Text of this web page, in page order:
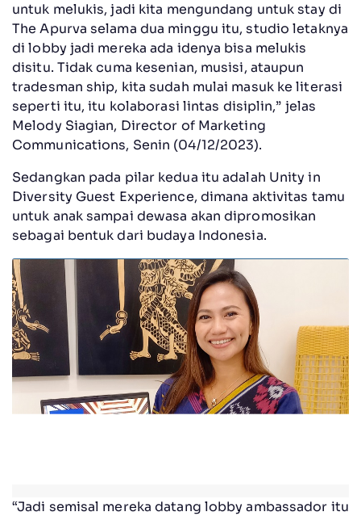
untuk melukis, jadi kita mengundang untuk stay di
The Apurva selama dua minggu itu, studio letaknya
di lobby jadi mereka ada idenya bisa melukis
disitu. Tidak cuma kesenian, musisi, ataupun
tradesman ship, kita sudah mulai masuk ke literasi
seperti itu, itu kolaborasi lintas disiplin,” jelas
Melody Siagian, Director of Marketing
Communications, Senin (04/12/2023).
Sedangkan pada pilar kedua itu adalah Unity in
Diversity Guest Experience, dimana aktivitas tamu
untuk anak sampai dewasa akan dipromosikan
sebagai bentuk dari budaya Indonesia.
“Jadi semisal mereka datang lobby ambassador itu